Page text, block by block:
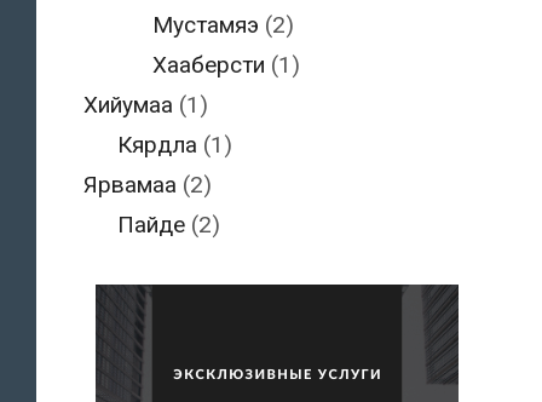
Мустамяэ (2)
Хааберсти (1)
Хийумаа (1)
Кярдла (1)
Ярвамаа (2)
Пайде (2)